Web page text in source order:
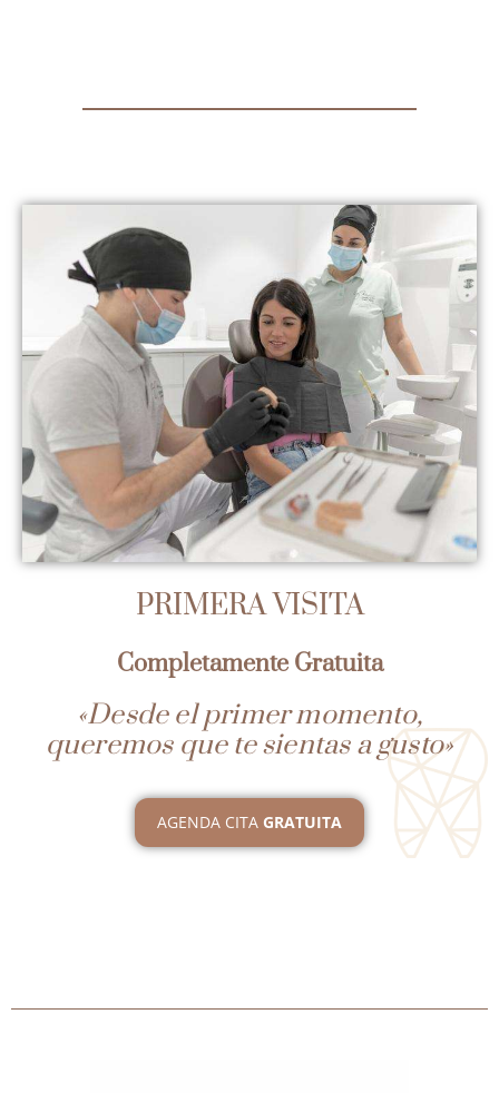
PRIMERA VISITA
Completamente Gratuita
«Desde el primer momento,
queremos que te sientas a gusto»
AGENDA CITA GRATUITA